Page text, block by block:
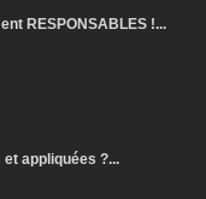
RESPONSABLES !...
appliquées ?...